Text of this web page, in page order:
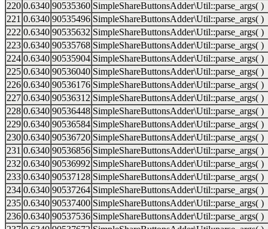
220 0.6340 90535360 SimpleShareButtonsAdder\Util::parse_args( )
221 0.6340 90535496 SimpleShareButtonsAdder\Util::parse_args( )
222 0.6340 90535632 SimpleShareButtonsAdder\Util::parse_args( )
223 0.6340 90535768 SimpleShareButtonsAdder\Util::parse_args( )
224 0.6340 90535904 SimpleShareButtonsAdder\Util::parse_args( )
225 0.6340 90536040 SimpleShareButtonsAdder\Util::parse_args( )
226 0.6340 90536176 SimpleShareButtonsAdder\Util::parse_args( )
227 0.6340 90536312 SimpleShareButtonsAdder\Util::parse_args( )
228 0.6340 90536448 SimpleShareButtonsAdder\Util::parse_args( )
229 0.6340 90536584 SimpleShareButtonsAdder\Util::parse_args( )
230 0.6340 90536720 SimpleShareButtonsAdder\Util::parse_args( )
231 0.6340 90536856 SimpleShareButtonsAdder\Util::parse_args( )
232 0.6340 90536992 SimpleShareButtonsAdder\Util::parse_args( )
233 0.6340 90537128 SimpleShareButtonsAdder\Util::parse_args( )
234 0.6340 90537264 SimpleShareButtonsAdder\Util::parse_args( )
235 0.6340 90537400 SimpleShareButtonsAdder\Util::parse_args( )
236 0.6340 90537536 SimpleShareButtonsAdder\Util::parse_args( )